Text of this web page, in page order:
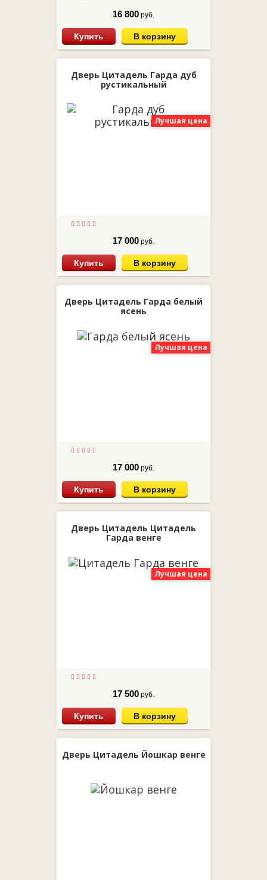
16 800 руб.
Купить В корзину
Дверь Цитадель Гарда дуб
рустикальный
Лучшая цена
17 000 руб.
Купить В корзину
Дверь Цитадель Гарда белый
ясень
Лучшая цена
17 000 руб.
Купить В корзину
Дверь Цитадель Цитадель
Гарда венге
Лучшая цена
17 500 руб.
Купить В корзину
Дверь Цитадель Йошкар венге